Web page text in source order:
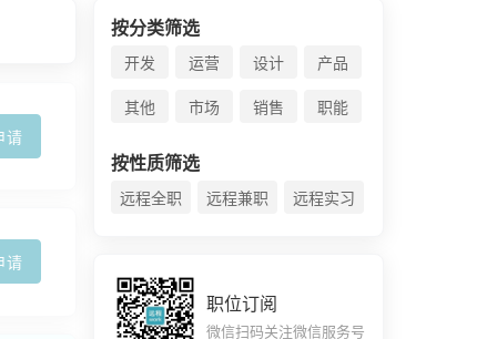
请
请
按分类筛选
开发 运营 设计
产品
其他
市场 销售 职能
按性质筛选
远程全职 远程兼职 远程实习
职位订阅
微信扫码关注微信服务号